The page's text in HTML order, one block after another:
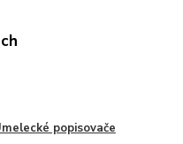
popisovače